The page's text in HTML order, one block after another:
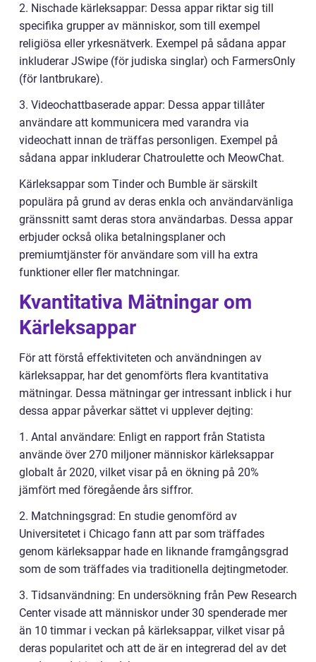
2. Nischade kärleksappar: Dessa appar riktar sig till
specifika grupper av människor, som till exempel
religiösa eller yrkesnätverk. Exempel på sådana appar
inkluderar JSwipe (för judiska singlar) och FarmersOnly
(för lantbrukare).
3. Videochattbaserade appar: Dessa appar tillåter
användare att kommunicera med varandra via
videochatt innan de träffas personligen. Exempel på
sådana appar inkluderar Chatroulette och MeowChat.
Kärleksappar som Tinder och Bumble är särskilt
populära på grund av deras enkla och användarvänliga
gränssnitt samt deras stora användarbas. Dessa appar
erbjuder också olika betalningsplaner och
premiumtjänster för användare som vill ha extra
funktioner eller fler matchningar.
Kvantitativa Mätningar om
Kärleksappar
För att förstå effektiviteten och användningen av
kärleksappar, har det genomförts flera kvantitativa
mätningar. Dessa mätningar ger intressant inblick i hur
dessa appar påverkar sättet vi upplever dejting:
1. Antal användare: Enligt en rapport från Statista
använde över 270 miljoner människor kärleksappar
globalt år 2020, vilket visar på en ökning på 20%
jämfört med föregående års siffror.
2. Matchningsgrad: En studie genomförd av
Universitetet i Chicago fann att par som träffades
genom kärleksappar hade en liknande framgångsgrad
som de som träffades via traditionella dejtingmetoder.
3. Tidsanvändning: En undersökning från Pew Research
Center visade att människor under 30 spenderade mer
än 10 timmar i veckan på kärleksappar, vilket visar på
deras popularitet och att de är en integrerad del av det